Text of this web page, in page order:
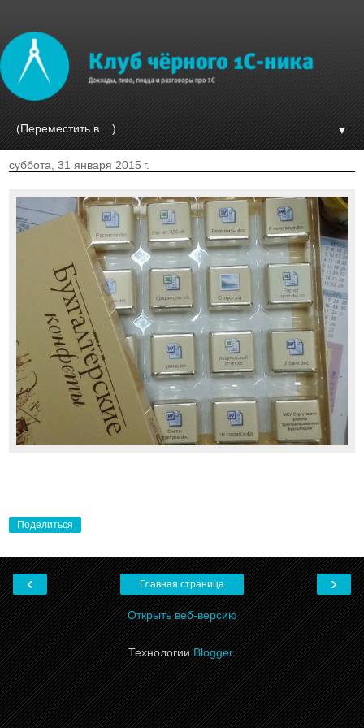
▼
суббота, 31 января 2015 г.
Поделиться
‹ ›
Главная страница
Открыть веб-версию
ТехнологииBlogger.